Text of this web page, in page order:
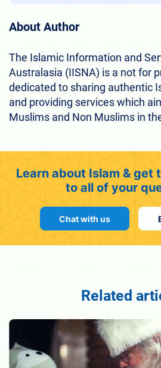
About Author
The Islamic Information and
Australasia (IISNA) is a not for
dedicated to sharing authentic
and providing services which
Muslims and Non Muslims in
Learn about Islam & get
to all of your
Chat with us
Related